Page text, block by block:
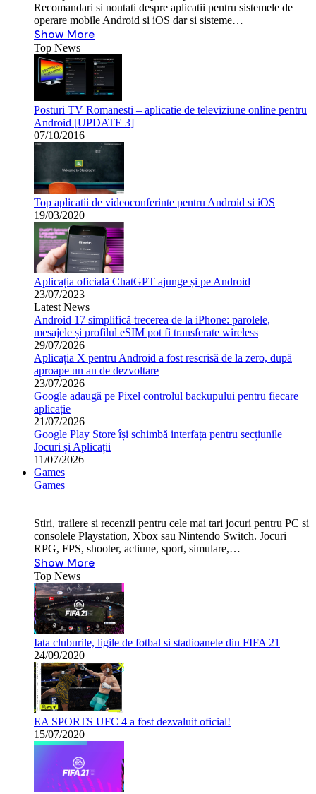
Recomandari si noutati despre aplicatii pentru sistemele de
operare mobile Android si iOS dar si sisteme…
Show More
Top News
Posturi TV Romanesti – aplicatie de televiziune online pentru
Android [UPDATE 3]
07/10/2016
Top aplicatii de videoconferinte pentru Android si iOS
19/03/2020
Aplicația oficială ChatGPT ajunge și pe Android
23/07/2023
Latest News
Android 17 simplifică trecerea de la iPhone: parolele,
mesajele și profilul eSIM pot fi transferate wireless
29/07/2026
Aplicația X pentru Android a fost rescrisă de la zero, după
aproape un an de dezvoltare
23/07/2026
Google adaugă pe Pixel controlul backupului pentru fiecare
aplicație
21/07/2026
Google Play Store își schimbă interfața pentru secțiunile
Jocuri și Aplicații
11/07/2026
Games
Games
Stiri, trailere si recenzii pentru cele mai tari jocuri pentru PC si
consolele Playstation, Xbox sau Nintendo Switch. Jocuri
RPG, FPS, shooter, actiune, sport, simulare,…
Show More
Top News
Iata cluburile, ligile de fotbal si stadioanele din FIFA 21
24/09/2020
EA SPORTS UFC 4 a fost dezvaluit oficial!
15/07/2020